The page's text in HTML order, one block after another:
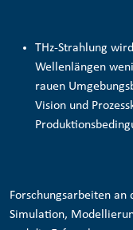
THz-Strahlung
Wellenlängen
rauen
Vision und
Forschungsarbeiten
Simulation,